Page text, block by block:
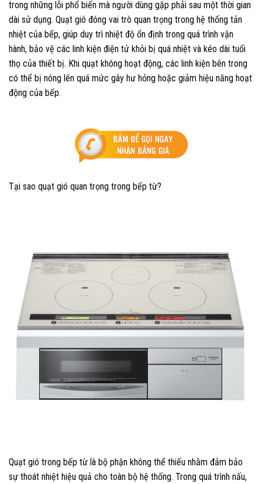
trong những lỗi phổ biến mà người dùng gặp phải sau một thời gian
dài sử dụng. Quạt gió đóng vai trò quan trọng trong hệ thống tản
nhiệt của bếp, giúp duy trì nhiệt độ ổn định trong quá trình vận
hành, bảo vệ các linh kiện điện tử khỏi bị quá nhiệt và kéo dài tuổi
thọ của thiết bị. Khi quạt không hoạt động, các linh kiện bên trong
có thể bị nóng lên quá mức gây hư hỏng hoặc giảm hiệu năng hoạt
động của bếp.
Tại sao quạt gió quan trọng trong bếp từ?
Quạt gió trong bếp từ là bộ phận không thể thiếu nhằm đảm bảo
sự thoát nhiệt hiệu quả cho toàn bộ hệ thống. Trong quá trình nấu,